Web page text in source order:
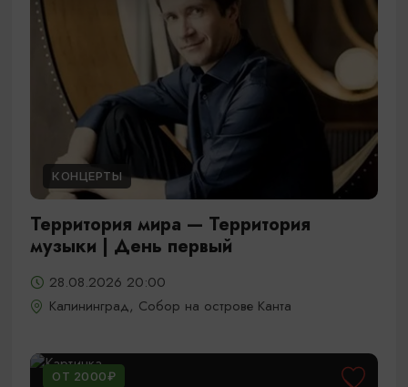
КОНЦЕРТЫ
Территория мира — Территория
музыки | День первый
28.08.2026 20:00
Калининград, Собор на острове Канта
ОТ 2000₽